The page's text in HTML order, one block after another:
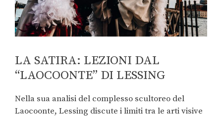
LA SATIRA: LEZIONI DAL
“LAOCOONTE” DI LESSING
Nella sua analisi del complesso scultoreo del
Laocoonte, Lessing discute i limiti tra le arti visive